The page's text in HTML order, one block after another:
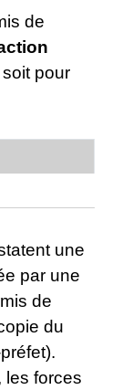
de
pour
une
par une
de
du
les forces